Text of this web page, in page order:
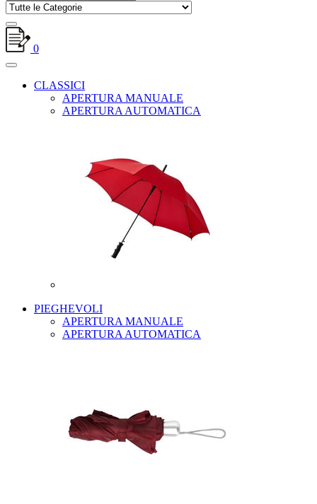
0
CLASSICI
APERTURA MANUALE
APERTURA AUTOMATICA
PIEGHEVOLI
APERTURA MANUALE
APERTURA AUTOMATICA